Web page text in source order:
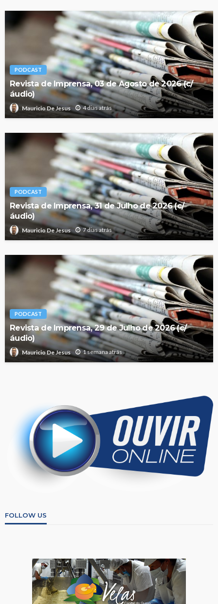
PODCAST
Revista de Imprensa, 03 de Agosto de 2026 (c/
áudio)
Mauricio De Jesus 4 dias atrás
PODCAST
Revista de Imprensa, 31 de Julho de 2026 (c/
áudio)
Mauricio De Jesus 7 dias atrás
PODCAST
Revista de Imprensa, 29 de Julho de 2026 (c/
áudio)
Mauricio De Jesus 1 semana atrás
FOLLOW US